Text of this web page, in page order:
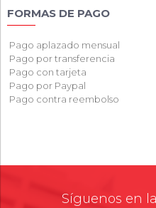
FORMAS DE PAGO
Pago aplazado mensual
Pago por transferencia
Pago con tarjeta
Pago por Paypal
Pago contra reembolso
Síguenos en